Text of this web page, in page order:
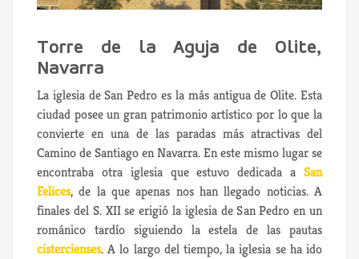
Torre de la Aguja de Olite,
Navarra
La iglesia de San Pedro es la más antigua de Olite. Esta
ciudad posee un gran patrimonio artístico por lo que la
convierte en una de las paradas más atractivas del
Camino de Santiago en Navarra. En este mismo lugar se
encontraba otra iglesia que estuvo dedicada a San
Felices, de la que apenas nos han llegado noticias. A
finales del S. XII se erigió la iglesia de San Pedro en un
románico tardío siguiendo la estela de las pautas
cistercienses. A lo largo del tiempo, la iglesia se ha ido